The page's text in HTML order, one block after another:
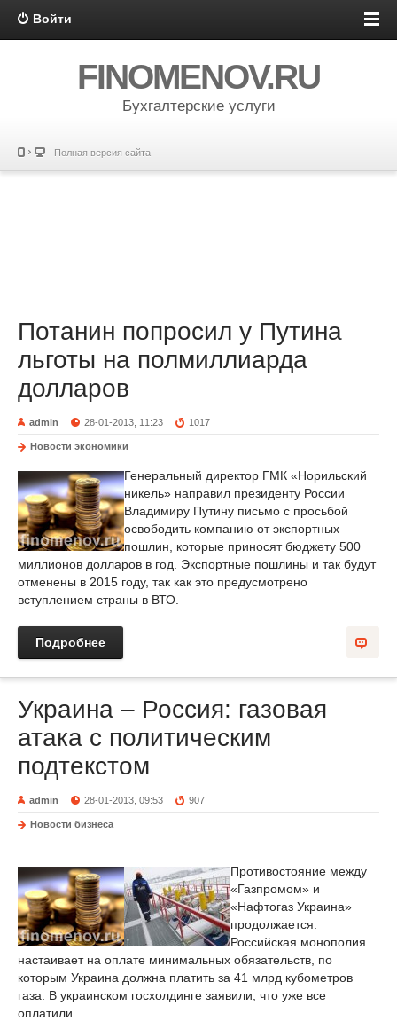
Войти
FINOMENOV.RU
Бухгалтерские услуги
Полная версия сайта
Потанин попросил у Путина
льготы на полмиллиарда
долларов
admin 28-01-2013, 11:23 1017
Новости экономики
Генеральный директор ГМК «Норильский
никель» направил президенту России
Владимиру Путину письмо с просьбой
освободить компанию от экспортных
пошлин, которые приносят бюджету 500
миллионов долларов в год. Экспортные пошлины и так будут
отменены в 2015 году, так как это предусмотрено
вступлением страны в ВТО.
Подробнее
Украина – Россия: газовая
атака с политическим
подтекстом
admin 28-01-2013, 09:53 907
Новости бизнеса
Противостояние между
«Газпромом» и
«Нафтогаз Украина»
продолжается.
Российская монополия
настаивает на оплате минимальных обязательств, по
которым Украина должна платить за 41 млрд кубометров
газа. В украинском госхолдинге заявили, что уже все
оплатили